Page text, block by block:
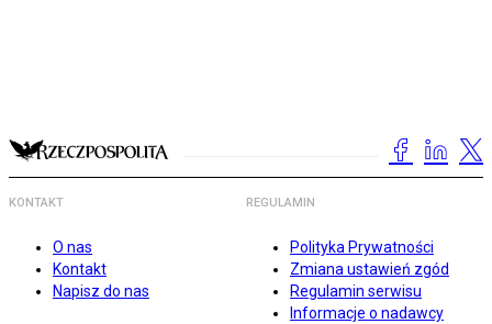
KONTAKT
O nas
Kontakt
Napisz do nas
REGULAMIN
Polityka Prywatności
Zmiana ustawień zgód
Regulamin serwisu
Informacje o nadawcy